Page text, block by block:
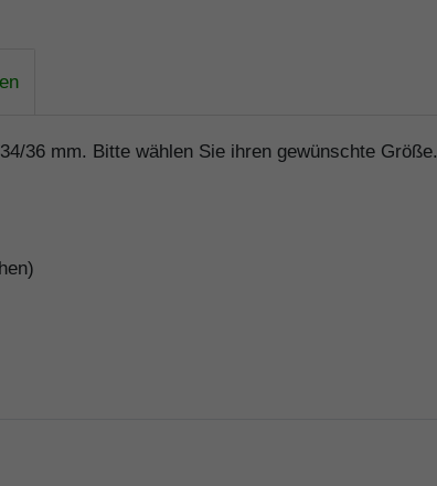
36 mm. Bitte wählen Sie ihren gewünschte Größe.